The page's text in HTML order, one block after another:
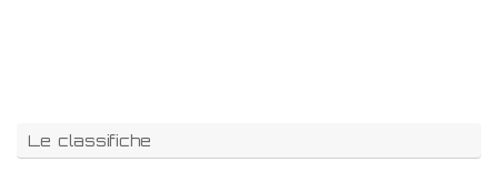
Le classifiche